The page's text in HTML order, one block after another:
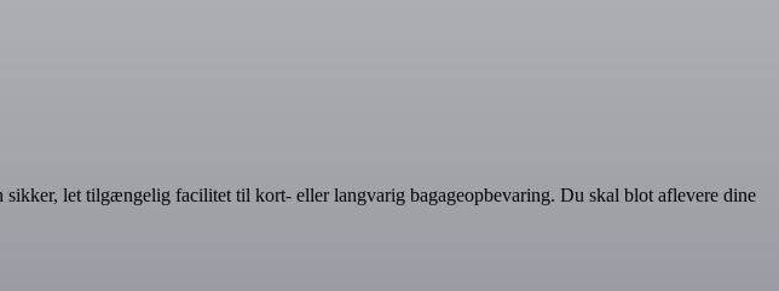
let tilgængelig facilitet til kort- eller langvarig bagageopbevaring. Du skal blot aflevere dine